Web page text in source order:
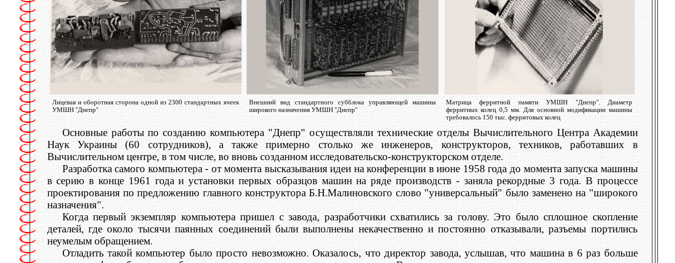
Лицевая и оборотная сторона одной из 2300 стандартных ячеек
УМШН "Днепр"
Внешний вид стандартного субблока управляющей машины
широкого назначения УМШН "Днепр"
Матрица ферритной памяти УМШН "Днепр". Диаметр
ферритных колец 0,5 мм. Для основной модификации машины
требовалось 150 тыс. ферритовых колец
Основные работы по созданию компьютера "Днепр" осуществляли технические отделы Вычислительного Центра Академии
Наук Украины (60 сотрудников), а также примерно столько же инженеров, конструкторов, техников, работавших в
Вычислительном центре, в том числе, во вновь созданном исследовательско-конструкторском отделе.
Разработка самого компьютера - от момента высказывания идеи на конференции в июне 1958 года до момента запуска машины
в серию в конце 1961 года и установки первых образцов машин на ряде производств - заняла рекордные 3 года. В процессе
проектирования по предложению главного конструктора Б.Н.Малиновского слово "универсальный" было заменено на "широкого
назначения".
Когда первый экземпляр компьютера пришел с завода, разработчики cхватились за голову. Это было сплошное скопление
деталей, где около тысячи паянных соединений были выполнены некачественно и постоянно отказывали, разъемы портились
неумелым обращением.
Отладить такой компьютер было просто невозможно. Оказалось, что директор завода, услышав, что машина в 6 раз больше